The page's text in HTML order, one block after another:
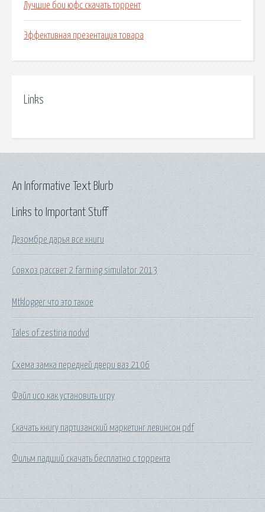
Лучшие бои юфс скачать торрент
Эффективная презентация товара
Links
Links to Important Stuff
Дезомбре дарья все книги
Совхоз рассвет 2 farming simulator 2013
Mtklogger что это такое
Tales of zestiria nodvd
Схема замка передней двери ваз 2106
Файл исо как установить игру
Скачать книгу партизанский маркетинг левинсон pdf
Фильм падший скачать бесплатно с торрента
An Informative Text Blurb